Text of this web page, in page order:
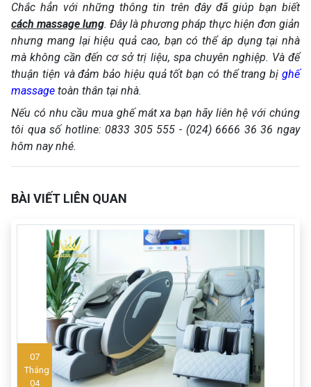
Chắc hẳn với những thông tin trên đây đã giúp bạn biết
cách massage lưng. Đây là phương pháp thực hiện đơn giản
nhưng mang lại hiệu quả cao, bạn có thể áp dụng tại nhà
mà không cần đến cơ sở trị liệu, spa chuyên nghiệp. Và để
thuận tiện và đảm bảo hiệu quả tốt bạn có thể trang bị ghế
massage toàn thân tại nhà.
Nếu có nhu cầu mua ghế mát xa bạn hãy liên hệ với chúng
tôi qua số hotline: 0833 305 555 - (024) 6666 36 36 ngay
hôm nay nhé.
BÀI VIẾT LIÊN QUAN
07
Tháng
04